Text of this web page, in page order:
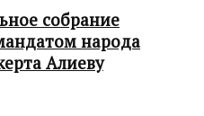
собрание
народа
Алиеву